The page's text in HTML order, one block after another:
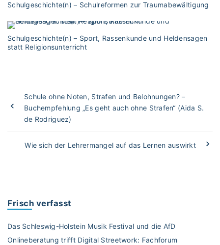
Schulgeschichte(n) – Schulreformen zur Traumabewältigung
Schulgeschichte(n) – Sport, Rassenkunde und Heldensagen
statt Religionsunterricht
Schule ohne Noten, Strafen und Belohnungen? –
Buchempfehlung „Es geht auch ohne Strafen“ (Aida S.
de Rodriguez)
Wie sich der Lehrermangel auf das Lernen auswirkt
Frisch verfasst
Das Schleswig-Holstein Musik Festival und die AfD
Onlineberatung trifft Digital Streetwork: Fachforum